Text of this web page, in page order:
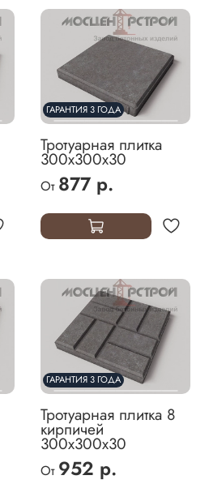
ГАРАНТИЯ 3 ГОДА
Тротуарная плитка
300х300х30
От 877 р.
ГАРАНТИЯ 3 ГОДА
Тротуарная плитка 8
кирпичей
300х300х30
От 952 р.